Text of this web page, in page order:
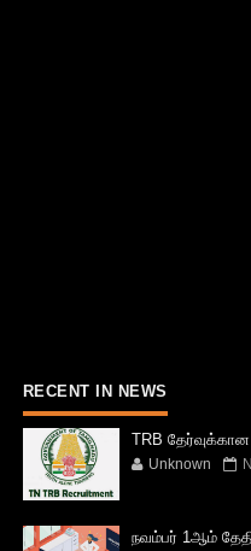
RECENT IN NEWS
TRB தேர்வுக்கான
Unknown
நவம்பர் 1ஆம்